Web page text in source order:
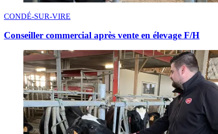
CONDÉ-SUR-VIRE
Conseiller commercial après vente en élevage F/H